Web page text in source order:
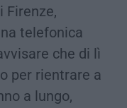
Firenze,
telefonica
che di lì
per rientrare a
a lungo,